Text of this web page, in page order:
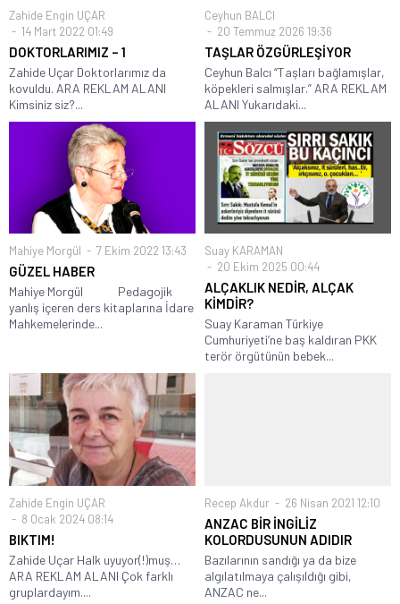
Zahide Engin UÇAR
14 Mart 2022 01:49
DOKTORLARIMIZ – 1
Zahide Uçar Doktorlarımız da
kovuldu. ARA REKLAM ALANI
Kimsiniz siz?...
Ceyhun BALCI
20 Temmuz 2026 19:36
TAŞLAR ÖZGÜRLEŞİYOR
Ceyhun Balcı “Taşları bağlamışlar,
köpekleri salmışlar.” ARA REKLAM
ALANI Yukarıdaki...
Mahiye Morgül 7 Ekim 2022 13:43
GÜZEL HABER
Mahiye Morgül Pedagojik
yanlış içeren ders kitaplarına İdare
Mahkemelerinde...
Suay KARAMAN
20 Ekim 2025 00:44
ALÇAKLIK NEDİR, ALÇAK
KİMDİR?
Suay Karaman Türkiye
Cumhuriyeti’ne baş kaldıran PKK
terör örgütünün bebek...
Zahide Engin UÇAR
8 Ocak 2024 08:14
BIKTIM!
Zahide Uçar Halk uyuyor(!)muş…
ARA REKLAM ALANI Çok farklı
gruplardayım....
Recep Akdur 26 Nisan 2021 12:10
ANZAC BİR İNGİLİZ
KOLORDUSUNUN ADIDIR
Bazılarının sandığı ya da bize
algılatılmaya çalışıldığı gibi,
ANZAC ne...